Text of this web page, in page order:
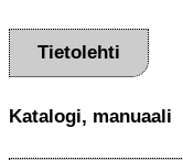
Tietolehti
Katalogi, manuaali